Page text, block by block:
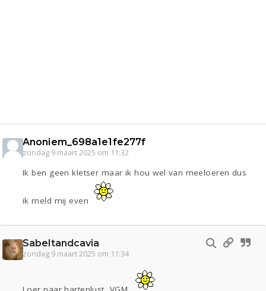
Anoniem_698a1e1fe277f
zondag 9 maart 2025 om 11:32
Ik ben geen kletser maar ik hou wel van meeloeren dus
ik meld mij even
Sabeltandcavia
zondag 9 maart 2025 om 11:34